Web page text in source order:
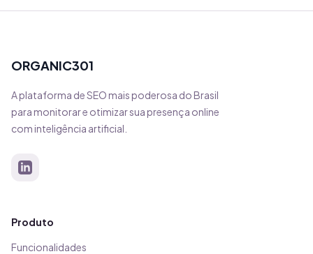
ORGANIC301
A plataforma de SEO mais poderosa do Brasil
para monitorar e otimizar sua presença online
com inteligência artificial.
Produto
Funcionalidades